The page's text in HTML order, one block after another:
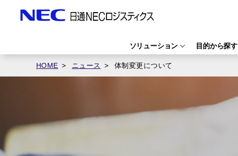
ソリューション 目的から探す
HOME ニュース 体制変更について